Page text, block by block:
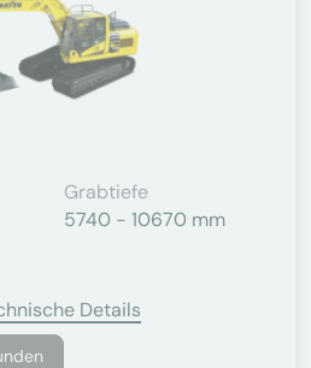
Grabtiefe
5740 - 10670 mm
Details